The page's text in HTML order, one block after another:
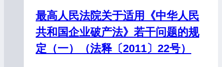
最高人民法院关于适用《中华人民
共和国企业破产法》若干问题的规
定（一）（法释〔2011〕22号）